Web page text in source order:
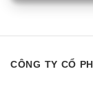
CÔNG TY CỔ